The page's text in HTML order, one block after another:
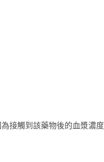
接觸到該藥物後的血漿濃